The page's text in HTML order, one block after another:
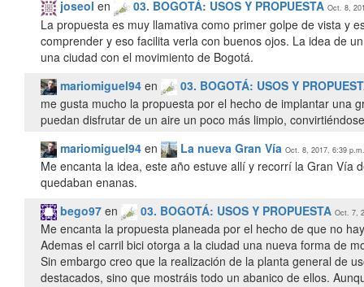
joseol en 03. BOGOTÁ: USOS Y PROPUESTA Oct. 8,
La propuesta es muy llamativa como primer golpe de vista y
comprender y eso facilita verla con buenos ojos. La idea de
una ciudad con el movimiento de Bogotá.
mariomiguel94 en
03. BOGOTÁ: USOS Y
me gusta mucho la propuesta por el hecho de implantar una
puedan disfrutar de un aire un poco más limpio,
mariomiguel94 en La nueva Gran Vía Oct. 8, 2017, 6:39 p.m.
Me encanta la idea, este año estuve allí y recorrí la Gran Vía
quedaban enanas.
bego97 en 03. BOGOTÁ: USOS Y PROPUESTA Oct. 7,
Me encanta la propuesta planeada por el hecho de que no
Ademas el carril bici otorga a la ciudad una nueva forma de
Sin embargo creo que la realización de la planta general de
destacados, sino que mostráis todo un abanico de ellos.